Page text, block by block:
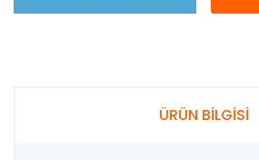
ÜRÜN BİLGİSİ